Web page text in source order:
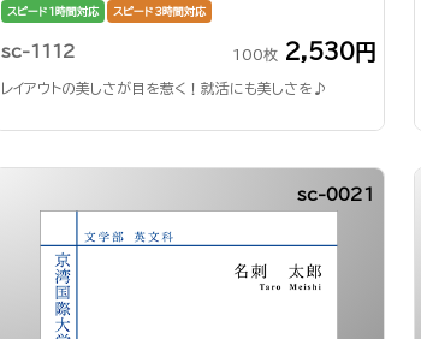
スピード1時間対応 スピード3時間対応
sc-1112 100枚 2,530円
レイアウトの美しさが目を惹く！就活にも美しさを♪
sc-0021